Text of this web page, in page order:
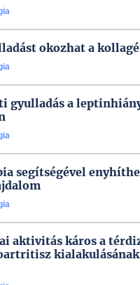
okozhat a
gyulladás a
segítségével
aktivitás káros a
kialakulásának